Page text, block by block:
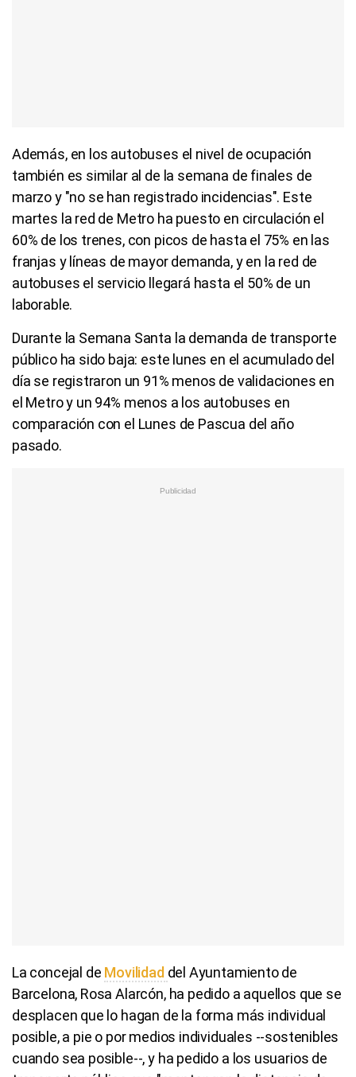
Además, en los autobuses el nivel de ocupación
también es similar al de la semana de finales de
marzo y "no se han registrado incidencias". Este
martes la red de Metro ha puesto en circulación el
60% de los trenes, con picos de hasta el 75% en las
franjas y líneas de mayor demanda, y en la red de
autobuses el servicio llegará hasta el 50% de un
laborable.
Durante la Semana Santa la demanda de transporte
público ha sido baja: este lunes en el acumulado del
día se registraron un 91% menos de validaciones en
el Metro y un 94% menos a los autobuses en
comparación con el Lunes de Pascua del año
pasado.
La concejal de Movilidad del Ayuntamiento de
Barcelona, Rosa Alarcón, ha pedido a aquellos que se
desplacen que lo hagan de la forma más individual
posible, a pie o por medios individuales --sostenibles
cuando sea posible--, y ha pedido a los usuarios de